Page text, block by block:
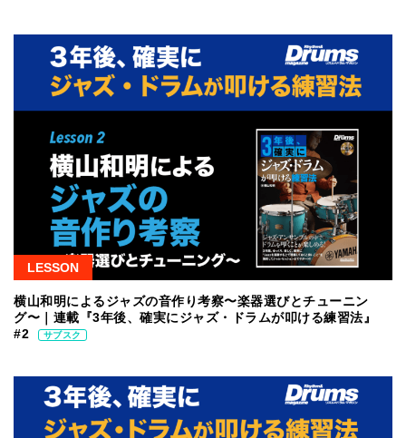
LESSON
横山和明によるジャズの音作り考察〜楽器選びとチューニン
グ〜｜連載『3年後、確実にジャズ・ドラムが叩ける練習法』
#2
サブスク